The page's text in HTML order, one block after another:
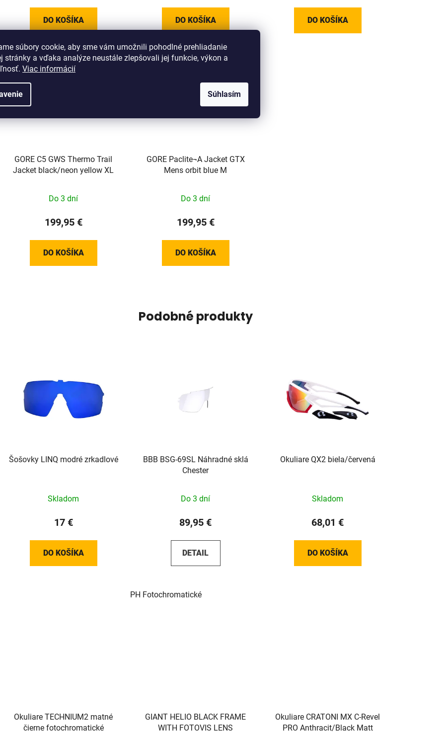
súbory cookie, aby sme vám umožnili pohodlné prehliadanie
stránky a vďaka analýze neustále zlepšovali jej funkcie, výkon a
Viac informácií
Súhlasím
DO KOŠÍKA DO KOŠÍKA DO KOŠÍKA
GORE C5 GWS Thermo Trail
Jacket black/neon yellow XL
Do 3 dní
199,95 €
DO KOŠÍKA
GORE Paclite¬A Jacket GTX
Mens orbit blue M
Do 3 dní
199,95 €
DO KOŠÍKA
Podobné produkty
Šošovky LINQ modré zrkadlové
Skladom
17 €
DO KOŠÍKA
BBB BSG-69SL Náhradné sklá
Chester
Do 3 dní
89,95 €
DETAIL
PH Fotochromatické
Okuliare QX2 biela/červená
Skladom
68,01 €
DO KOŠÍKA
Okuliare TECHNIUM2 matné
čierne fotochromatické
GIANT HELIO BLACK FRAME
WITH FOTOVIS LENS
Okuliare CRATONI MX C-Revel
PRO Anthracit/Black Matt